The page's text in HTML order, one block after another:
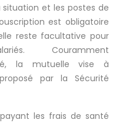
et les postes de
est obligatoire
reste facultative pour
Couramment
la mutuelle vise à
par la Sécurité
les frais de santé